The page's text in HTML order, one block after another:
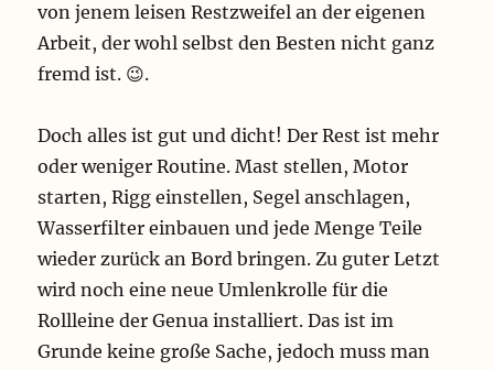
von jenem leisen Restzweifel an der eigenen
Arbeit, der wohl selbst den Besten nicht ganz
fremd ist. 😉.
Doch alles ist gut und dicht! Der Rest ist mehr
oder weniger Routine. Mast stellen, Motor
starten, Rigg einstellen, Segel anschlagen,
Wasserfilter einbauen und jede Menge Teile
wieder zurück an Bord bringen. Zu guter Letzt
wird noch eine neue Umlenkrolle für die
Rollleine der Genua installiert. Das ist im
Grunde keine große Sache, jedoch muss man